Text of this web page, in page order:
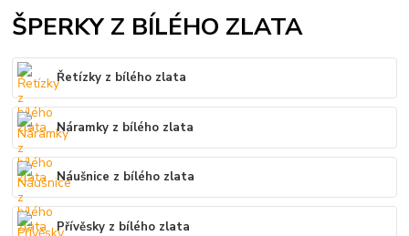
ŠPERKY Z BÍLÉHO ZLATA
Řetízky z bílého zlata
Náramky z bílého zlata
Náušnice z bílého zlata
Přívěsky z bílého zlata